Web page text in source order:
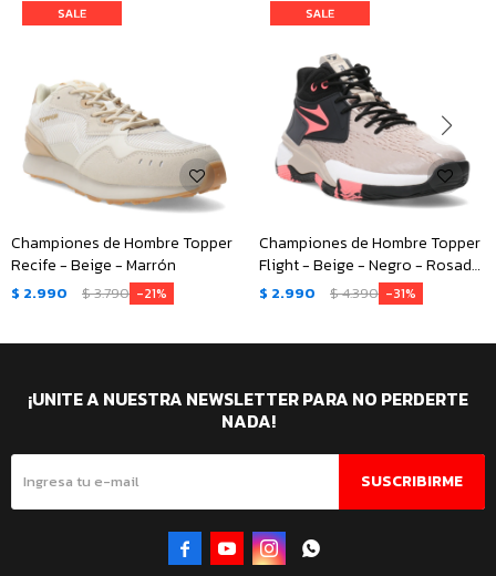
Championes de Hombre Topper
Recife - Beige - Marrón
$ 2.990 $3.790 21
Championes de Hombre Topper
Flight - Beige - Negro - Rosado
Coral
$ 2.990 $4.390 31
¡UNITE A NUESTRA NEWSLETTER PARA NO PERDERTE
NADA!
SUSCRIBIRME
   